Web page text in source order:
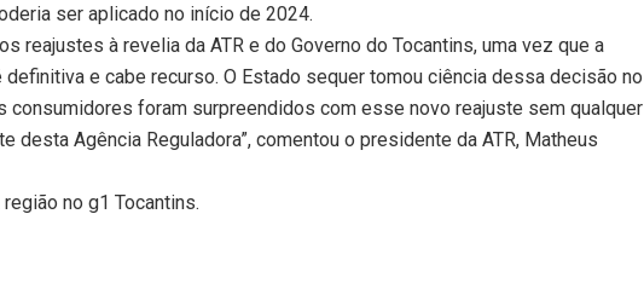
ser aplicado no início de 2024.
reajustes à revelia da ATR e do Governo do Tocantins, uma vez que a
definitiva e cabe recurso. O Estado sequer tomou ciência dessa decisão no
consumidores foram surpreendidos com esse novo reajuste sem qualquer
desta Agência Reguladora”, comentou o presidente da ATR, Matheus
no g1 Tocantins.